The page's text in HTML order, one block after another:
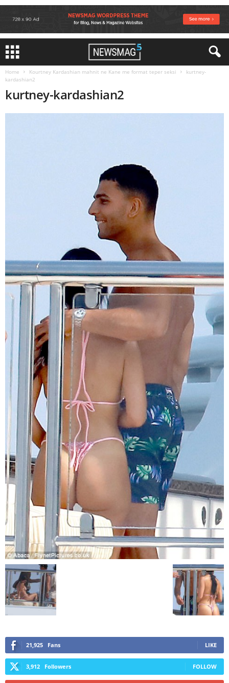
Home Kourtney Kardashian mahnit ne Kane me format teper seksi
kurtney-
kardashian2
kurtney-kardashian2
21,925 Fans LIKE
3,912 Followers FOLLOW